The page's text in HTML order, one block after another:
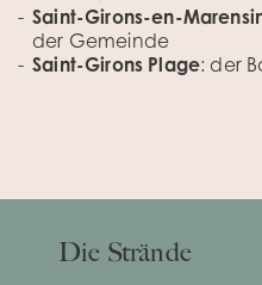
Saint-Girons-en-
der Gemeinde
Saint-Girons Plage: der
Die Strände